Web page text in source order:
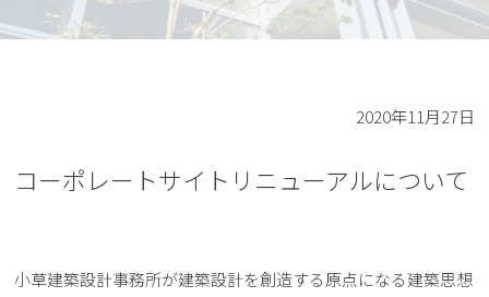
2020年11月27日
コーポレートサイトリニューアルについて
小草建築設計事務所が建築設計を創造する原点になる建築思想